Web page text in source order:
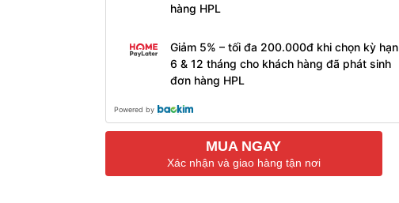
hàng HPL
Giảm 5% – tối đa 200.000đ khi chọn kỳ hạn
6 & 12 tháng cho khách hàng đã phát sinh
đơn hàng HPL
Powered by
MUA NGAY
Xác nhận và giao hàng tận nơi